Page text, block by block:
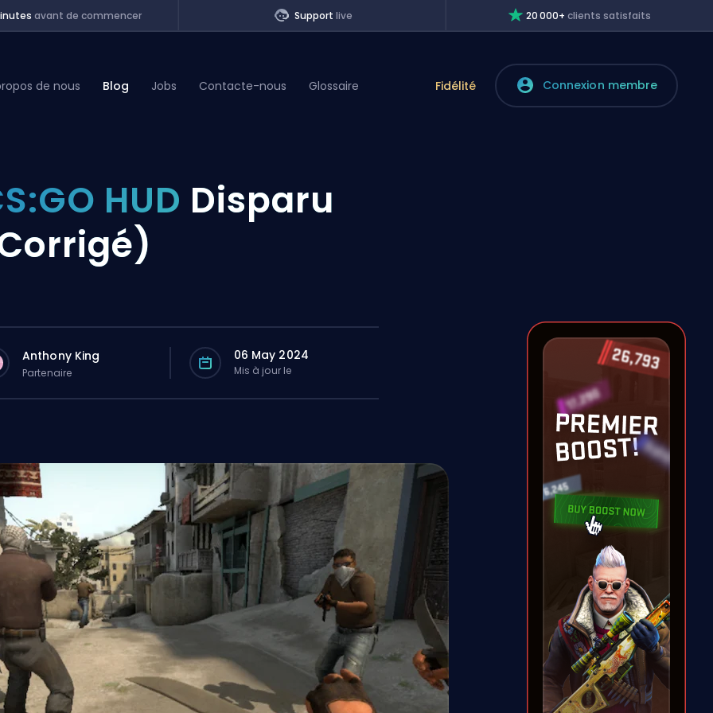
avant de commencer Support live 20 000+clients satisfaits
de nous Blog Jobs Contacte-nous Glossaire Fidélité Connexion membre
HUD Disparu
Anthony King
Partenaire
06 May 2024
Mis à jour le